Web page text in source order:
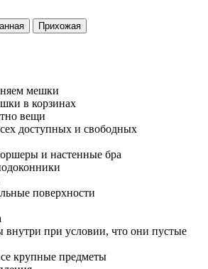
мешки
в корзинах
вещи
доступных и свободных
и настенные бра
поверхности
при условии, что они пустые
крупные предметы